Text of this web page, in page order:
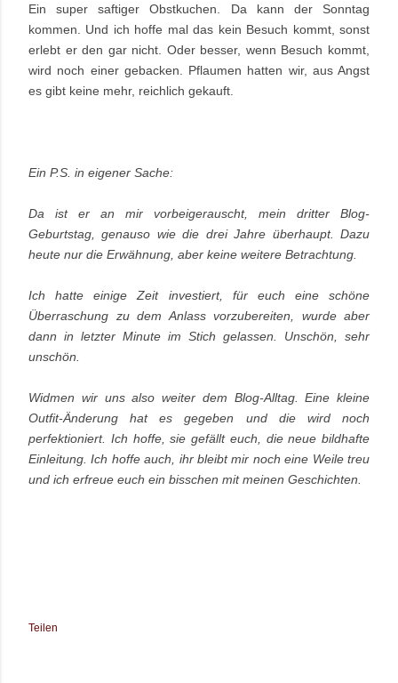
Ein super saftiger Obstkuchen. Da kann der Sonntag
kommen. Und ich hoffe mal das kein Besuch kommt, sonst
erlebt er den gar nicht. Oder besser, wenn Besuch kommt,
wird noch einer gebacken. Pflaumen hatten wir, aus Angst
es gibt keine mehr, reichlich gekauft.
Ein P.S. in eigener Sache:
Da ist er an mir vorbeigerauscht, mein dritter Blog-
Geburtstag, genauso wie die drei Jahre überhaupt. Dazu
heute nur die Erwähnung, aber keine weitere Betrachtung.
Ich hatte einige Zeit investiert, für euch eine schöne
Überraschung zu dem Anlass vorzubereiten, wurde aber
dann in letzter Minute im Stich gelassen. Unschön, sehr
unschön.
Widmen wir uns also weiter dem Blog-Alltag. Eine kleine
Outfit-Änderung hat es gegeben und die wird noch
perfektioniert. Ich hoffe, sie gefällt euch, die neue bildhafte
Einleitung. Ich hoffe auch, ihr bleibt mir noch eine Weile treu
und ich erfreue euch ein bisschen mit meinen Geschichten.
Teilen